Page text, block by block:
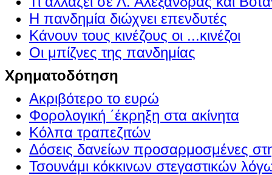
Η πανδημία διώχνει επενδυτές
Κάνουν τους κινέζους οι ...κινέζοι
Οι μπίζνες της πανδημίας
Χρηματοδότηση
Ακριβότερο το ευρώ
Φορολογική ΄έκρηξη στα ακίνητα
Κόλπα τραπεζιτών
Δόσεις δανείων προσαρμοσμένες
Τσουνάμι κόκκινων στεγαστικών